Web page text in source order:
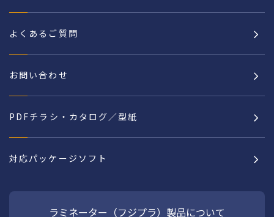
よくあるご質問
お問い合わせ
PDFチラシ・カタログ／型紙
対応パッケージソフト
ラミネーター（フジプラ）製品について